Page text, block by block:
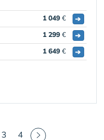
1 049 €
➔
1 299 €
➔
1 649 € ➔
3 4